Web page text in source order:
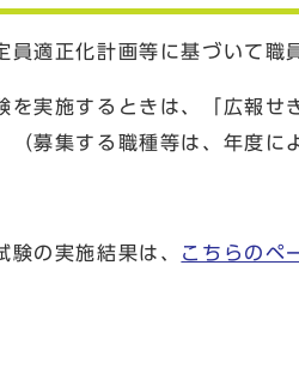
員適正化計画等に基づいて職
を実施するときは、「広報
（募集する職種等は、年度に
験の実施結果は、 こちらのペ